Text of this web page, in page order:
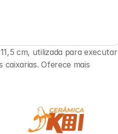
cm, utilizada para executar
caixarias. Oferece mais